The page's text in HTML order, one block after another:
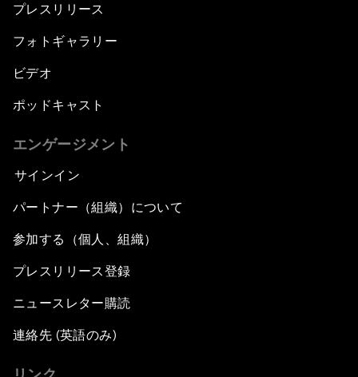
プレスリリース
フォトギャラリー
ビデオ
ポッドキャスト
エンゲージメント
サインイン
パートナー（組織）について
参加する（個人、組織）
プレスリリース登録
ニュースレター購読
連絡先 (英語のみ)